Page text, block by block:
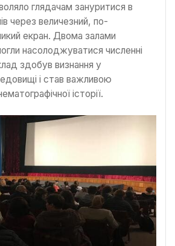
глядачам зануритися в
через величезний, по-
екран. Двома залами
насолоджуватися численні
здобув визнання у
і став важливою
історії.